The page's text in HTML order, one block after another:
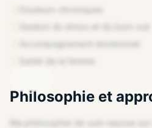
Douleurs chroniques
Accompagnement émotionnel
Philosophie et
Ma philosophie de soin repose